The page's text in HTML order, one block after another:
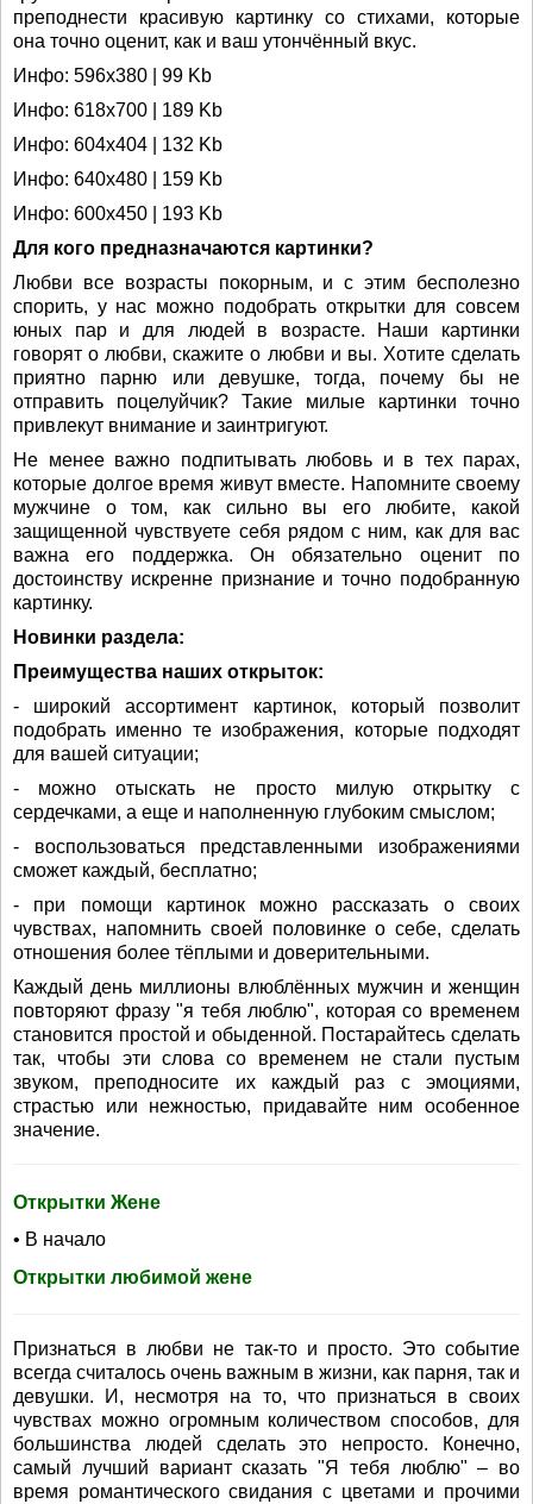
преподнести красивую картинку со стихами, которые
она точно оценит, как и ваш утончённый вкус.
Инфо: 596х380 | 99 Kb
Инфо: 618х700 | 189 Kb
Инфо: 604х404 | 132 Kb
Инфо: 640х480 | 159 Kb
Инфо: 600х450 | 193 Kb
Для кого предназначаются картинки?
Любви все возрасты покорным, и с этим бесполезно
спорить, у нас можно подобрать открытки для совсем
юных пар и для людей в возрасте. Наши картинки
говорят о любви, скажите о любви и вы. Хотите сделать
приятно парню или девушке, тогда, почему бы не
отправить поцелуйчик? Такие милые картинки точно
привлекут внимание и заинтригуют.
Не менее важно подпитывать любовь и в тех парах,
которые долгое время живут вместе. Напомните своему
мужчине о том, как сильно вы его любите, какой
защищенной чувствуете себя рядом с ним, как для вас
важна его поддержка. Он обязательно оценит по
достоинству искренне признание и точно подобранную
картинку.
Новинки раздела:
Преимущества наших открыток:
- широкий ассортимент картинок, который позволит
подобрать именно те изображения, которые подходят
для вашей ситуации;
- можно отыскать не просто милую открытку с
сердечками, а еще и наполненную глубоким смыслом;
- воспользоваться представленными изображениями
сможет каждый, бесплатно;
- при помощи картинок можно рассказать о своих
чувствах, напомнить своей половинке о себе, сделать
отношения более тёплыми и доверительными.
Каждый день миллионы влюблённых мужчин и женщин
повторяют фразу "я тебя люблю", которая со временем
становится простой и обыденной. Постарайтесь сделать
так, чтобы эти слова со временем не стали пустым
звуком, преподносите их каждый раз с эмоциями,
страстью или нежностью, придавайте ним особенное
значение.
Открытки Жене
• В начало
Открытки любимой жене
Признаться в любви не так-то и просто. Это событие
всегда считалось очень важным в жизни, как парня, так и
девушки. И, несмотря на то, что признаться в своих
чувствах можно огромным количеством способов, для
большинства людей сделать это непросто. Конечно,
самый лучший вариант сказать "Я тебя люблю" – во
время романтического свидания с цветами и прочими